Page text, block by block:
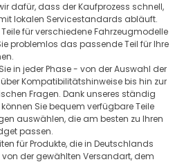
dafür, dass der Kaufprozess schnell,
lokalen Servicestandards abläuft.
für verschiedene Fahrzeugmodelle
problemlos das passende Teil für Ihre
in jeder Phase - von der Auswahl der
Kompatibilitätshinweise bis hin zur
Fragen. Dank unseres ständig
Sie bequem verfügbare Teile
auswählen, die am besten zu Ihren
passen.
für Produkte, die in Deutschlands
der gewählten Versandart, dem